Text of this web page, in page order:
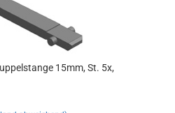
15mm, St. 5x,